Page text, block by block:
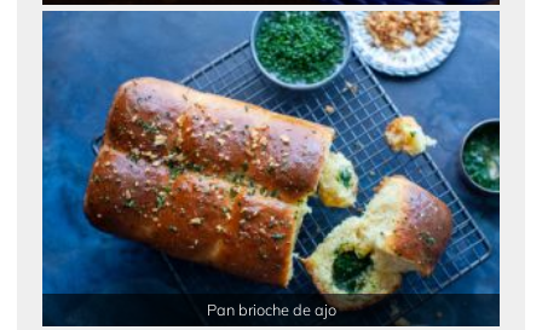
Pan brioche de ajo